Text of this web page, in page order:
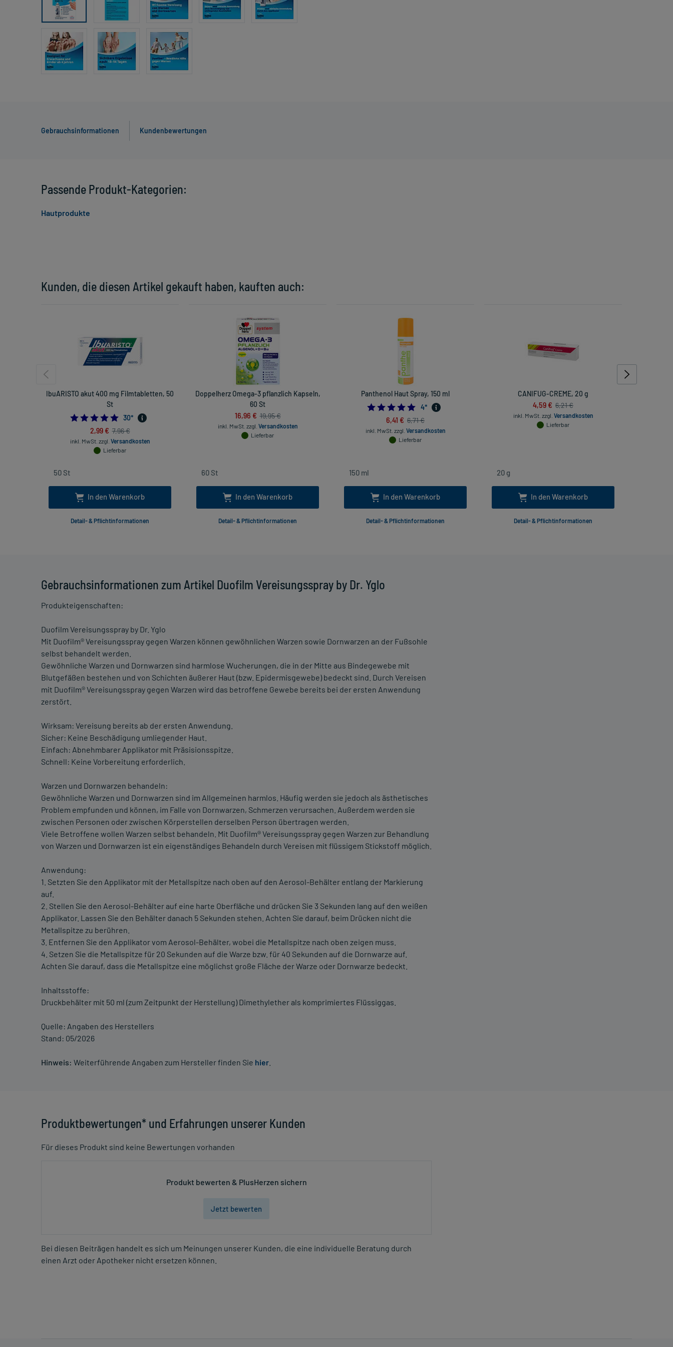
Gebrauchsinformationen Kundenbewertungen
Gebrauchsinformationen zum Artikel Duofilm Vereisungsspray by Dr. Yglo
Produkteigenschaften:
Duofilm Vereisungsspray by Dr. Yglo
Mit Duofilm® Vereisungsspray gegen Warzen können gewöhnlichen Warzen sowie Dornwarzen an der Fußsohle
selbst behandelt werden.
Gewöhnliche Warzen und Dornwarzen sind harmlose Wucherungen, die in der Mitte aus Bindegewebe mit
Blutgefäßen bestehen und von Schichten äußerer Haut (bzw. Epidermisgewebe) bedeckt sind. Durch Vereisen
mit Duofilm® Vereisungsspray gegen Warzen wird das betroffene Gewebe bereits bei der ersten Anwendung
zerstört.
Wirksam: Vereisung bereits ab der ersten Anwendung.
Sicher: Keine Beschädigung umliegender Haut.
Einfach: Abnehmbarer Applikator mit Präsisionsspitze.
Schnell: Keine Vorbereitung erforderlich.
Warzen und Dornwarzen behandeln:
Gewöhnliche Warzen und Dornwarzen sind im Allgemeinen harmlos. Häufig werden sie jedoch als ästhetisches
Problem empfunden und können, im Falle von Dornwarzen, Schmerzen verursachen. Außerdem werden sie
zwischen Personen oder zwischen Körperstellen derselben Person übertragen werden.
Viele Betroffene wollen Warzen selbst behandeln. Mit Duofilm® Vereisungsspray gegen Warzen zur Behandlung
von Warzen und Dornwarzen ist ein eigenständiges Behandeln durch Vereisen mit flüssigem Stickstoff möglich.
Anwendung:
1. Setzten Sie den Applikator mit der Metallspitze nach oben auf den Aerosol-Behälter entlang der Markierung
auf.
2. Stellen Sie den Aerosol-Behälter auf eine harte Oberfläche und drücken Sie 3 Sekunden lang auf den weißen
Applikator. Lassen Sie den Behälter danach 5 Sekunden stehen. Achten Sie darauf, beim Drücken nicht die
Metallspitze zu berühren.
3. Entfernen Sie den Applikator vom Aerosol-Behälter, wobei die Metallspitze nach oben zeigen muss.
4. Setzen Sie die Metallspitze für 20 Sekunden auf die Warze bzw. für 40 Sekunden auf die Dornwarze auf.
Achten Sie darauf, dass die Metallspitze eine möglichst große Fläche der Warze oder Dornwarze bedeckt.
Inhaltsstoffe:
Druckbehälter mit 50 ml (zum Zeitpunkt der Herstellung) Dimethylether als komprimiertes Flüssiggas.
Quelle: Angaben des Herstellers
Stand: 05/2026
Hinweis: Weiterführende Angaben zum Hersteller finden Sie hier
Produktbewertungen* und Erfahrungen unserer Kunden
Für dieses Produkt sind keine Bewertungen vorhanden
Produkt bewerten & PlusHerzen sichern
Jetzt bewerten
Bei diesen Beiträgen handelt es sich um Meinungen unserer Kunden, die eine individuelle Beratung durch
einen Arzt oder Apotheker nicht ersetzen können.
Kunden, die diesen Artikel gekauft haben, kauften auch:
IbuARISTO akut 400 mg Filmtabletten, 50
St
5.0
30*
2,99 € 7,96 €
inkl. MwSt. zzgl. Versandkosten
Lieferbar
In den Warenkorb
Detail- & Pflichtinformationen
Doppelherz Omega-3 pflanzlich Kapseln,
60 St
16,96 € 19,95 €
inkl. MwSt. zzgl. Versandkosten
Lieferbar
In den Warenkorb
Detail- & Pflichtinformationen
Panthenol Haut Spray, 150 ml
5.0
4*
6,41 € 6,71 €
inkl. MwSt. zzgl. Versandkosten
Lieferbar
In den Warenkorb
Detail- & Pflichtinformationen
CANIFUG-CREME, 20 g
4,59 € 6,21 €
inkl. MwSt. zzgl. Versandkosten
Lieferbar
In den Warenkorb
Detail- & Pflichtinformationen
Passende Produkt-Kategorien:
Hautprodukte